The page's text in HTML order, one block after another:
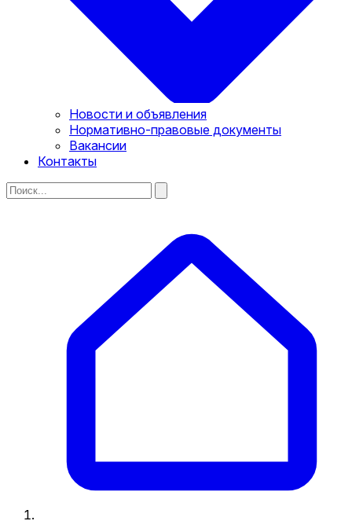
Новости и объявления
Нормативно-правовые документы
Вакансии
Контакты